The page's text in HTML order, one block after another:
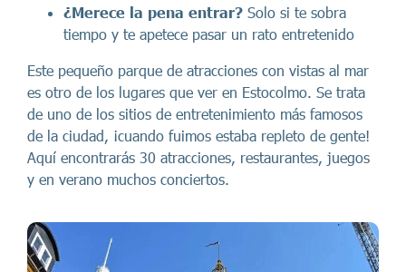
¿Merece la pena entrar? Solo si te sobra
tiempo y te apetece pasar un rato entretenido
Este pequeño parque de atracciones con vistas al mar
es otro de los lugares que ver en Estocolmo. Se trata
de uno de los sitios de entretenimiento más famosos
de la ciudad, ¡cuando fuimos estaba repleto de gente!
Aquí encontrarás 30 atracciones, restaurantes, juegos
y en verano muchos conciertos.